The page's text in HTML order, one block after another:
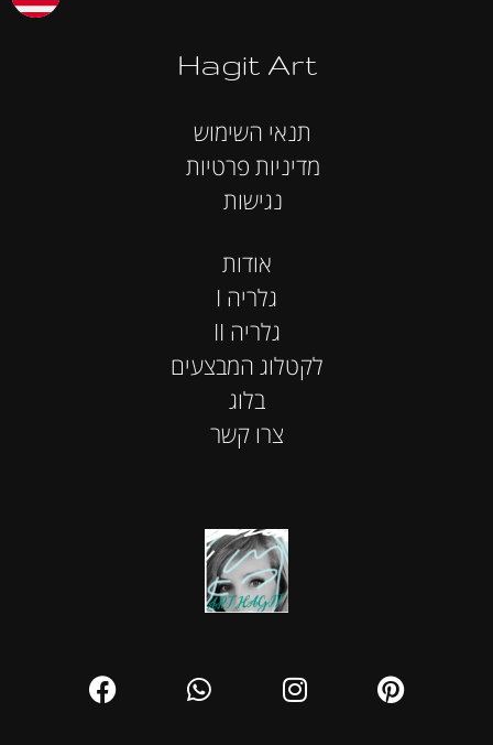
Hagit Art
אודות
I גלריה
II גלריה
לקטלוג המבצעים
בלוג
צרו קשר
תנאי השימוש
מדיניות פרטיות
נגישות